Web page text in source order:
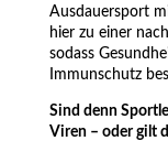
Ausdauersport
hier zu einer
sodass
Immunschutz
Sind denn
Viren – oder gilt